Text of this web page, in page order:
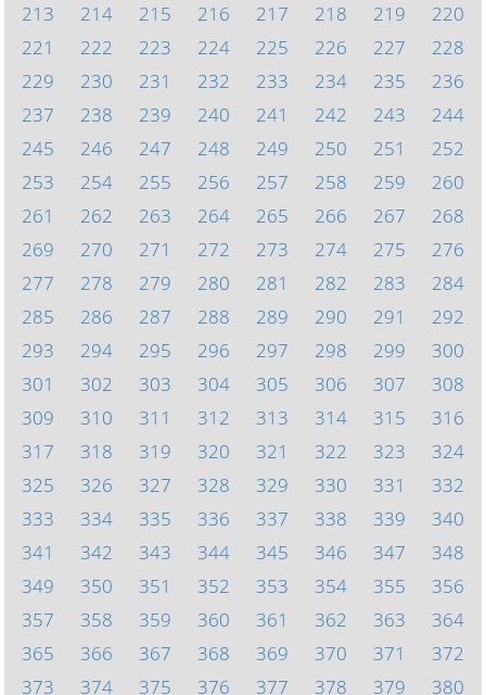
213
214 215 216 217 218 219
220
221
222 223 224 225 226 227
228
229
230 231 232 233 234 235
236
237
238 239 240 241 242 243
244
245
246 247 248 249 250 251
252
253
254 255 256 257 258 259
260
261
262 263 264 265 266 267
268
269
270 271 272 273 274 275
276
277
278 279 280 281 282 283
284
285
286 287 288 289 290 291
292
293
294 295 296 297 298 299
300
301
302 303 304 305 306 307
308
309
310 311 312 313 314 315
316
317
318 319 320 321 322 323
324
325
326 327 328 329 330 331
332
333
334 335 336 337 338 339
340
341
342 343 344 345 346 347
348
349
350 351 352 353 354 355
356
357
358 359 360 361 362 363
364
365
366 367 368 369 370 371
372
373
374 375 376 377 378 379 380